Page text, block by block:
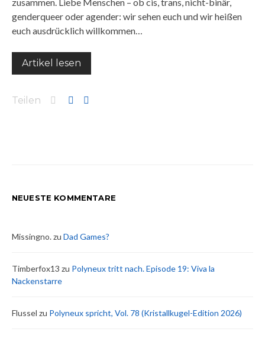
genderqueer oder agender: wir sehen euch und wir heißen
euch ausdrücklich willkommen…
Artikel lesen
Teilen
NEUESTE KOMMENTARE
Missingno.zu Dad Games?
Timberfox13 zu Polyneux tritt nach. Episode 19: Viva la
Nackenstarre
Flussel zu Polyneux spricht, Vol. 78 (Kristallkugel-Edition 2026)